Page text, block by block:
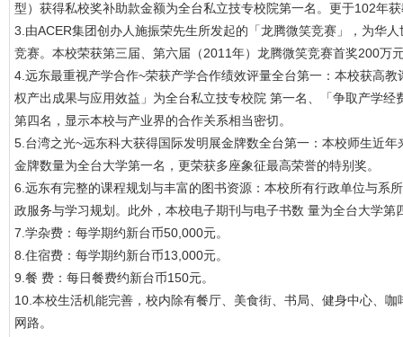
型）获得私校奖补助款金额为全台私立技专校院第一名。更于102年
3.由ACER集团创办人施振荣先生所发起的「龙腾微笑竞赛」，为华
竞赛。本校荣获第三届、第六届（2011年）龙腾微笑竞赛首奖200万
4.远东最重视产学合作~荣获产学合作绩效评量全台第一：本校获高
权产出成果与应用效益」为全台私立技专校院 第一名、「争取产学
第四名，显示本校与产业界的合作关系相当密切。
5.台湾之光~远东科大获得国际发明展金牌数全台第一：本校师生近
金牌数量为全台大学第一名，更荣获多座象征最高荣誉的特别奖。
6.远东有完整的课程规划与丰富的图书资源：本校所有行政单位与系
政服务与学习规划。此外，本校电子期刊与电子书数 量为全台大学第
7.学杂费：每学期约新台币50,000元。
8.住宿费：每学期约新台币13,000元。
9.餐 费：每日餐费约新台币150元。
10.本校生活机能完善，校内除有餐厅、美食街、书局、健身中心、
网路。